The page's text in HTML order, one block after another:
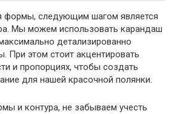
формы, следующим шагом является
Мы можем использовать карандаш
детализированно
При этом стоит акцентировать
и пропорциях, чтобы создать
для нашей красочной полянки.
и контура, не забываем учесть